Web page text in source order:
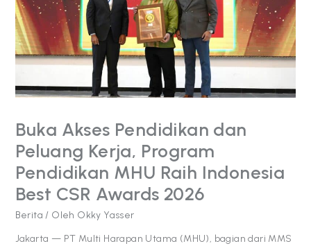
Buka Akses Pendidikan dan
Peluang Kerja, Program
Pendidikan MHU Raih Indonesia
Best CSR Awards 2026
Berita / Oleh Okky Yasser
Jakarta — PT Multi Harapan Utama (MHU), bagian dari MMS
Pendidikan
MHU
Raih
Indonesia
Best
Awards